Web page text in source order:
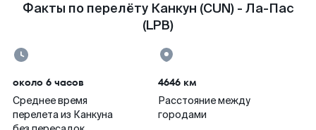
Факты по перелёту Канкун (CUN) - Ла-Пас
(LPB)
около 6 часов
Среднее время
перелета из Канкуна
4646 км
Расстояние между
городами